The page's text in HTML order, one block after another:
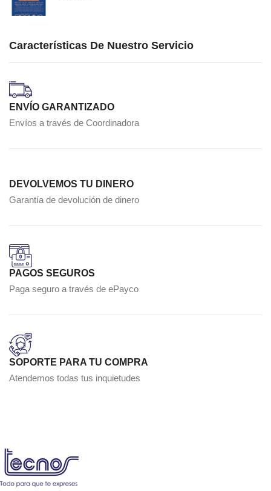
Características De Nuestro Servicio
ENVÍO GARANTIZADO
Envíos a través de Coordinadora
DEVOLVEMOS TU DINERO
Garantía de devolución de dinero
PAGOS SEGUROS
Paga seguro a través de ePayco
SOPORTE PARA TU COMPRA
Atendemos todas tus inquietudes